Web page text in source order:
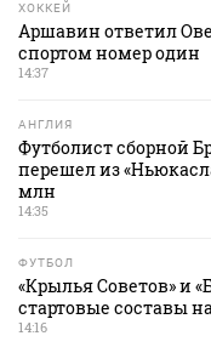
ХОККЕЙ
Аршавин ответил
спортом номер один
14:37
АНГЛИЯ
Футболист сборной
перешел из
млн
14:35
ФУТБОЛ
«Крылья Советов» и
стартовые составы
14:16